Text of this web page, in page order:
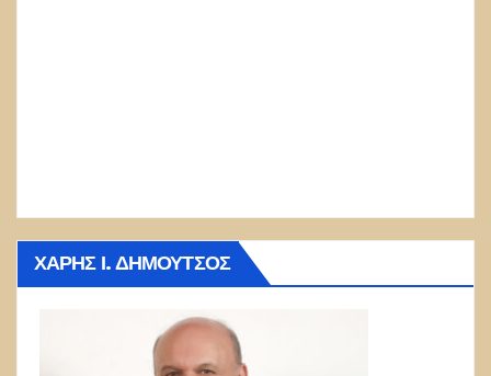
ΧΆΡΗΣ Ι. ΔΗΜΟΎΤΣΟΣ